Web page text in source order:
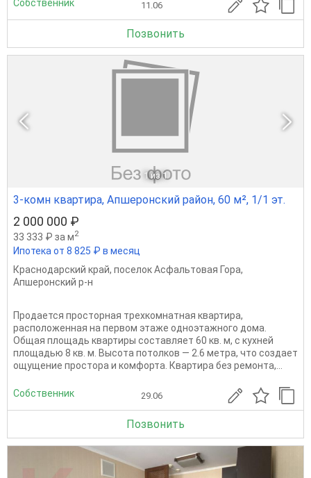
Собственник 11.06
Позвонить
1 из 1
3-комн квартира, Апшеронский район, 60 м², 1/1 эт.
2 000 000 ₽
33 333 ₽ за м2
Ипотека от 8 825 ₽ в месяц
Краснодарский край, поселок Асфальтовая Гора,
Апшеронский р-н
Продается просторная трехкомнатная квартира,
расположенная на первом этаже одноэтажного дома.
Общая площадь квартиры составляет 60 кв. м, с кухней
площадью 8 кв. м. Высота потолков — 2.6 метра, что создает
ощущение простора и комфорта. Квартира без ремонта,...
Собственник 29.06
Позвонить